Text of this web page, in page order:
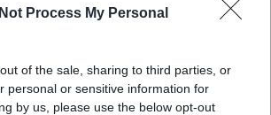
Process My Personal
of the sale, sharing to third parties, or
personal or sensitive information for
by us, please use the below opt-out